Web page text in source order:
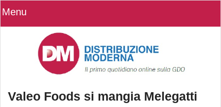
Menu
Valeo Foods si mangia Melegatti